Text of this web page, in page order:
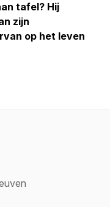
tafel? Hij
zijn
op het leven